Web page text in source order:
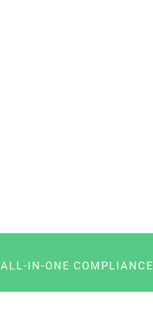
ALL-IN-ONE COMPLIANCE